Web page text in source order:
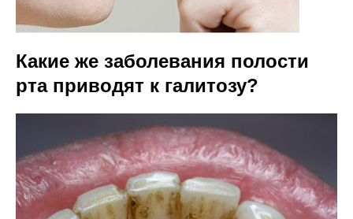
Какие же заболевания полости
рта приводят к галитозу?